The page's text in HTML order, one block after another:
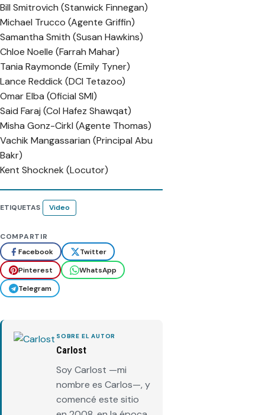
Bill Smitrovich (Stanwick Finnegan)
Michael Trucco (Agente Griffin)
Samantha Smith (Susan Hawkins)
Chloe Noelle (Farrah Mahar)
Tania Raymonde (Emily Tyner)
Lance Reddick (DCI Tetazoo)
Omar Elba (Oficial SMI)
Said Faraj (Col Hafez Shawqat)
Misha Gonz-Cirkl (Agente Thomas)
Vachik Mangassarian (Principal Abu
Bakr)
Kent Shocknek (Locutor)
ETIQUETAS Video
COMPARTIR
Facebook
Twitter
Pinterest
WhatsApp
Telegram
SOBRE EL AUTOR
Carlost
Soy Carlost —mi
nombre es Carlos—, y
comencé este sitio